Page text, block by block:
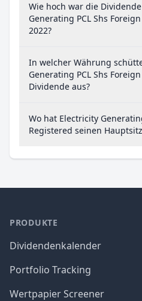
Wie hoch war die
Generating PCL Shs
2022?
In welcher Währung
Generating PCL Shs
Dividende aus?
Wo hat Electricity
Registered seinen
PRODUKTE
Dividendenkalender
Portfolio Tracking
Wertpapier Screener